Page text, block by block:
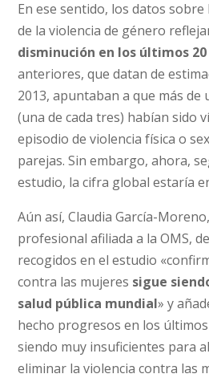
En ese sentido, los datos
de la violencia de género
disminución en los últimos
anteriores, que datan de
2013, apuntaban a que más de
(una de cada tres) habían sido
episodio de violencia física o
parejas. Sin embargo, ahora,
estudio, la cifra global estaría
Aún así, Claudia García-
profesional afiliada a la OMS,
recogidos en el estudio
contra las mujeres sigue
salud pública mundial» y
hecho progresos en los
siendo muy insuficientes para
eliminar la violencia contra las